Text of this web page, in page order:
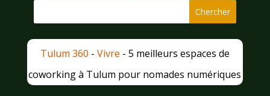
Tulum 360 - Vivre - 5 meilleurs espaces de
coworking à Tulum pour nomades numériques